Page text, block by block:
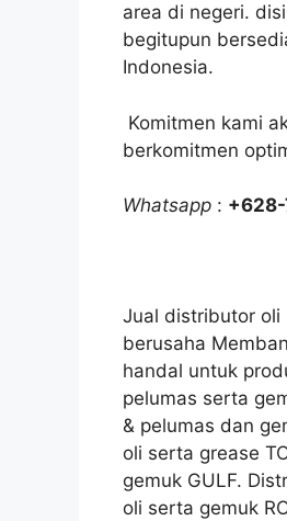
area di negeri.
begitupun
Indonesia.
Komitmen kami
berkomitmen
Whatsapp :
Jual distributor oli
berusaha
handal untuk
pelumas serta
& pelumas dan
oli serta grease
gemuk GULF.
oli serta gemuk